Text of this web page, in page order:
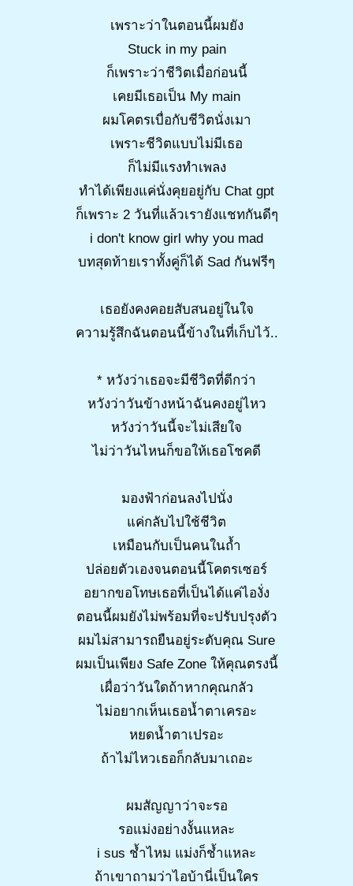
เพราะว่าในตอนนี้ผมยัง
Stuck in my pain
ก็เพราะว่าชีวิตเมื่อก่อนนี้
เคยมีเธอเป็น My main
ผมโคตรเบื่อกับชีวิตนั่งเมา
เพราะชีวิตแบบไม่มีเธอ
ก็ไม่มีแรงทำเพลง
ทำได้เพียงแค่นั่งคุยอยู่กับ Chat gpt
ก็เพราะ 2 วันที่แล้วเรายังแชทกันดีๆ
i don't know girl why you mad
บทสุดท้ายเราทั้งคู่ก็ได้ Sad กันฟรีๆ
เธอยังคงคอยสับสนอยู่ในใจ
ความรู้สึกฉันตอนนี้ข้างในที่เก็บไว้..
* หวังว่าเธอจะมีชีวิตที่ดีกว่า
หวังว่าวันข้างหน้าฉันคงอยู่ไหว
หวังว่าวันนี้จะไม่เสียใจ
ไม่ว่าวันไหนก็ขอให้เธอโชคดี
มองฟ้าก่อนลงไปนั่ง
แค่กลับไปใช้ชีวิต
เหมือนกับเป็นคนในถ้ำ
ปล่อยตัวเองจนตอนนี้โคตรเซอร์
อยากขอโทษเธอที่เป็นได้แค่ไองั่ง
ตอนนี้ผมยังไม่พร้อมที่จะปรับปรุงตัว
ผมไม่สามารถยืนอยู่ระดับคุณ Sure
ผมเป็นเพียง Safe Zone ให้คุณตรงนี้
เผื่อว่าวันใดถ้าหากคุณกลัว
ไม่อยากเห็นเธอน้ำตาเครอะ
หยดน้ำตาเปรอะ
ถ้าไม่ไหวเธอก็กลับมาเถอะ
ผมสัญญาว่าจะรอ
รอแม่งอย่างงั้นแหละ
i sus ช้ำไหม แม่งก็ช้ำแหละ
ถ้าเขาถามว่าไอบ้านี่เป็นใคร